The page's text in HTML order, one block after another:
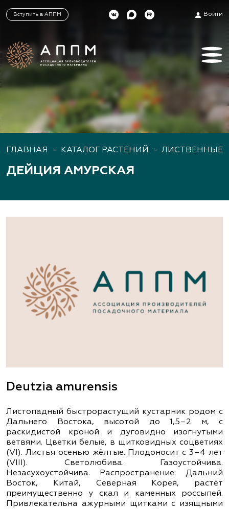
Вступить в АППМ Войти
ГЛАВНАЯ - КАТАЛОГ РАСТЕНИЙ - ЛИСТВЕННЫЕ
ДЕЙЦИЯ АМУРСКАЯ
Deutzia amurensis
Листопадный быстрорастущий кустарник родом с
Дальнего Востока, высотой до 1,5–2 м, с
раскидистой кроной и дуговидно изогнутыми
ветвями. Цветки белые, в щитковидных соцветиях
(VІ). Листья осенью жёлтые. Плодоносит с 3–4 лет
(VІІІ). Светолюбива. Газоустойчива.
Незасухоустойчива. Распространение: Дальний
Восток, Китай, Северная Корея, растёт
преимущественно у скал и каменных россыпей.
Привлекательна ажурными щитками с изящными